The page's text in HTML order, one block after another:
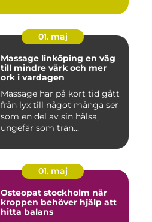
01. maj
Massage linköping en väg
till mindre värk och mer
ork i vardagen
Massage har på kort tid gått
från lyx till något många ser
som en del av sin hälsa,
ungefär som trän...
01. maj
Osteopat stockholm när
kroppen behöver hjälp att
hitta balans